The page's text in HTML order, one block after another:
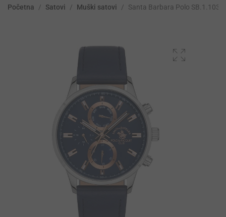
Početna / Satovi / Muški satovi / Santa Barbara Polo